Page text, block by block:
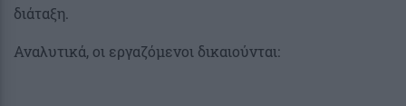
διάταξη.
Αναλυτικά, οι εργαζόμενοι δικαιούνται: